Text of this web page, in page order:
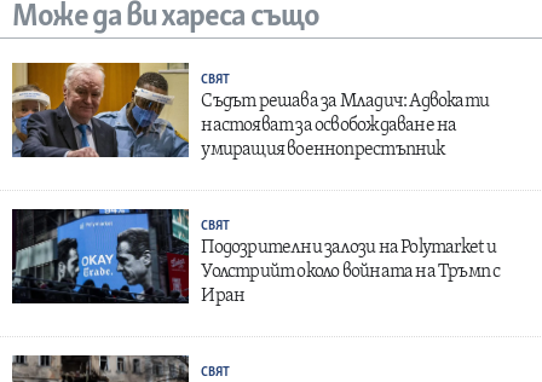
Може да ви хареса също
СВЯТ
Съдът решава за Младич: Адвокати
настояват за освобождаване на
умиращия военнопрестъпник
СВЯТ
Подозрителни залози на Polymarket и
Уолстрийт около войната на Тръмп с
Иран
СВЯТ